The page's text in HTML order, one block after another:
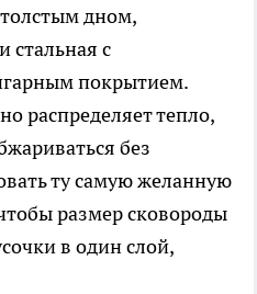
дном,
стальная с
покрытием.
распределяет тепло,
без
ту самую желанную
размер сковороды
в один слой,